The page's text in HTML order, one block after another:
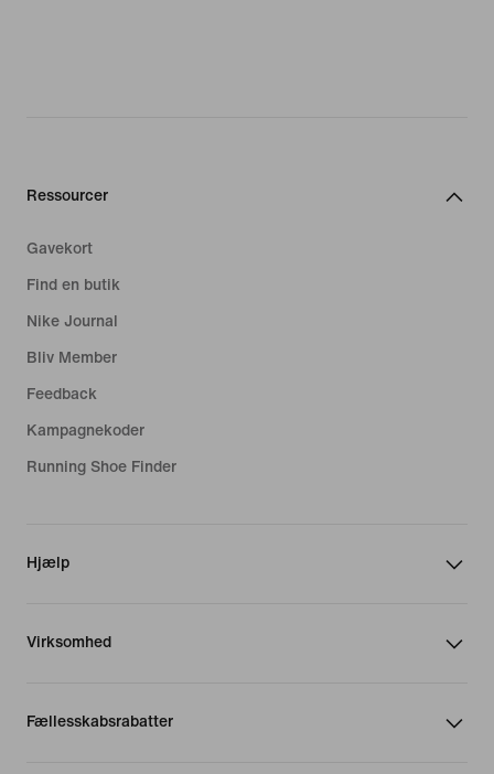
Ressourcer
Gavekort
Find en butik
Nike Journal
Bliv Member
Feedback
Kampagnekoder
Running Shoe Finder
Hjælp
Virksomhed
Fællesskabsrabatter